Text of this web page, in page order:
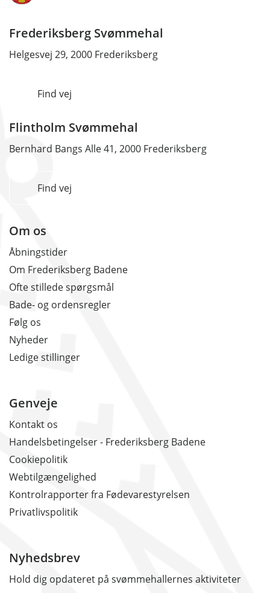
Frederiksberg Svømmehal
Helgesvej 29, 2000 Frederiksberg
Find vej
Flintholm Svømmehal
Bernhard Bangs Alle 41, 2000 Frederiksberg
Find vej
Om os
Åbningstider
Om Frederiksberg Badene
Ofte stillede spørgsmål
Bade- og ordensregler
Følg os
Nyheder
Ledige stillinger
Genveje
Kontakt os
Handelsbetingelser - Frederiksberg Badene
Cookiepolitik
Webtilgængelighed
Kontrolrapporter fra Fødevarestyrelsen
Privatlivspolitik
Nyhedsbrev
Hold dig opdateret på svømmehallernes aktiviteter